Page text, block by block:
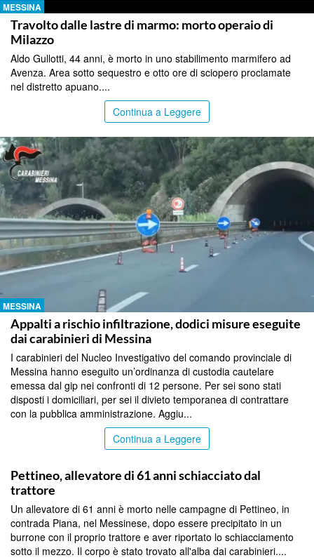
MESSINA
Travolto dalle lastre di marmo: morto operaio di
Milazzo
Aldo Gullotti, 44 anni, è morto in uno stabilimento marmifero ad
Avenza. Area sotto sequestro e otto ore di sciopero proclamate
nel distretto apuano....
Continua a Leggere
MESSINA
Appalti a rischio infiltrazione, dodici misure eseguite
dai carabinieri di Messina
I carabinieri del Nucleo Investigativo del comando provinciale di
Messina hanno eseguito un’ordinanza di custodia cautelare
emessa dal gip nei confronti di 12 persone. Per sei sono stati
disposti i domiciliari, per sei il divieto temporanea di contrattare
con la pubblica amministrazione. Aggiu...
Continua a Leggere
Pettineo, allevatore di 61 anni schiacciato dal
trattore
Un allevatore di 61 anni è morto nelle campagne di Pettineo, in
contrada Piana, nel Messinese, dopo essere precipitato in un
burrone con il proprio trattore e aver riportato lo schiacciamento
sotto il mezzo. Il corpo è stato trovato all'alba dai carabinieri....